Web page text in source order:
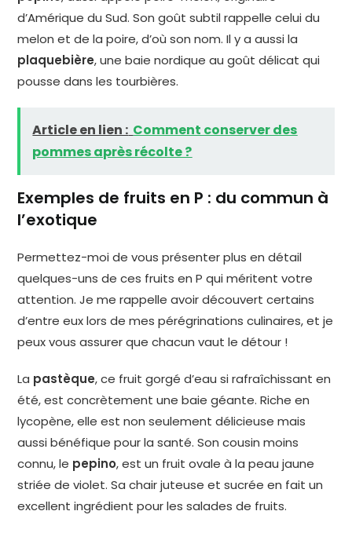
d’Amérique du Sud. Son goût subtil rappelle celui du
melon et de la poire, d’où son nom. Il y a aussi la
plaquebière, une baie nordique au goût délicat qui
pousse dans les tourbières.
Article en lien : Comment conserver des
pommes après récolte ?
Exemples de fruits en P : du commun à
l’exotique
Permettez-moi de vous présenter plus en détail
quelques-uns de ces fruits en P qui méritent votre
attention. Je me rappelle avoir découvert certains
d’entre eux lors de mes pérégrinations culinaires, et je
peux vous assurer que chacun vaut le détour !
La pastèque, ce fruit gorgé d’eau si rafraîchissant en
été, est concrètement une baie géante. Riche en
lycopène, elle est non seulement délicieuse mais
aussi bénéfique pour la santé. Son cousin moins
connu, le pepino, est un fruit ovale à la peau jaune
striée de violet. Sa chair juteuse et sucrée en fait un
excellent ingrédient pour les salades de fruits.